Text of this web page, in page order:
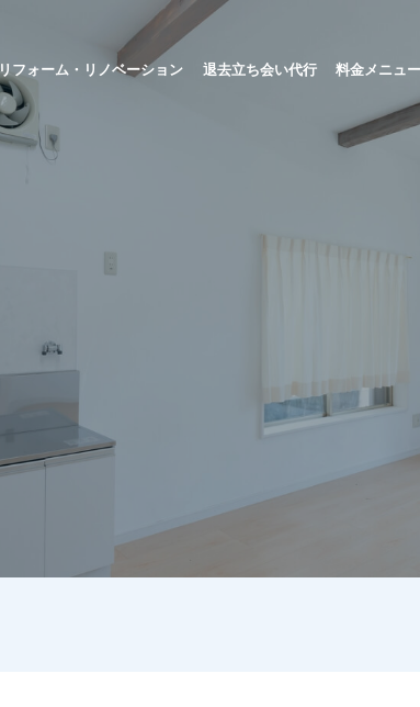
リフォーム・リノベーション 退去立ち会い代行 料金メニュー